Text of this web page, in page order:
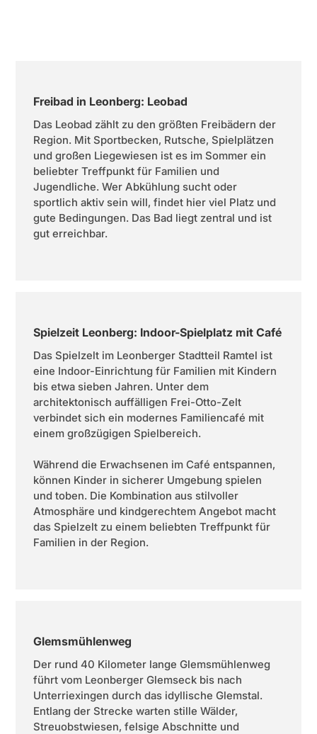
Freibad in Leonberg: Leobad
Das Leobad zählt zu den größten Freibädern der
Region. Mit Sportbecken, Rutsche, Spielplätzen
und großen Liegewiesen ist es im Sommer ein
beliebter Treffpunkt für Familien und
Jugendliche. Wer Abkühlung sucht oder
sportlich aktiv sein will, findet hier viel Platz und
gute Bedingungen. Das Bad liegt zentral und ist
gut erreichbar.
Spielzeit Leonberg: Indoor-Spielplatz mit Café
Das Spielzelt im Leonberger Stadtteil Ramtel ist
eine Indoor-Einrichtung für Familien mit Kindern
bis etwa sieben Jahren. Unter dem
architektonisch auffälligen Frei-Otto-Zelt
verbindet sich ein modernes Familiencafé mit
einem großzügigen Spielbereich.
Während die Erwachsenen im Café entspannen,
können Kinder in sicherer Umgebung spielen
und toben. Die Kombination aus stilvoller
Atmosphäre und kindgerechtem Angebot macht
das Spielzelt zu einem beliebten Treffpunkt für
Familien in der Region.
Glemsmühlenweg
Der rund 40 Kilometer lange Glemsmühlenweg
führt vom Leonberger Glemseck bis nach
Unterriexingen durch das idyllische Glemstal.
Entlang der Strecke warten stille Wälder,
Streuobstwiesen, felsige Abschnitte und